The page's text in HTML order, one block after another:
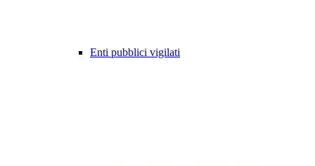
Enti pubblici vigilati